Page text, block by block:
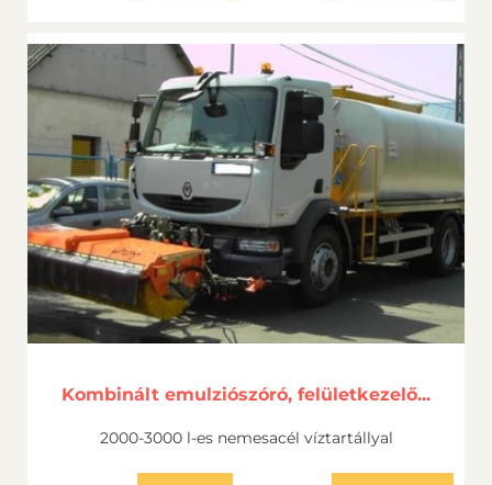
Kombinált emulziószóró, felületkezelő...
2000-3000 l-es nemesacél víztartállyal